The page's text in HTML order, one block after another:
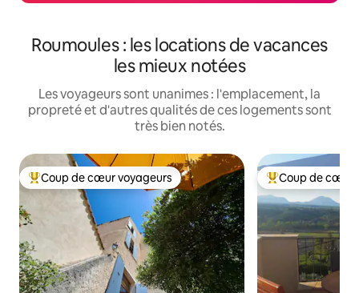
Roumoules : les locations de vacances
les mieux notées
Les voyageurs sont unanimes : l'emplacement, la
propreté et d'autres qualités de ces logements sont
très bien notés.
Coup de cœur voyageurs parmi les plus aimés
Coup de cœur voyageurs Coup de cœur
Coup de cœur